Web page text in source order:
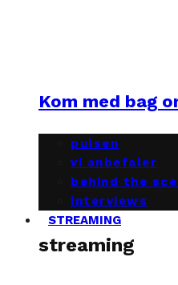
Kom med bag
pulsen
vi anbefaler
behind the
interviews
STREAMING
streaming